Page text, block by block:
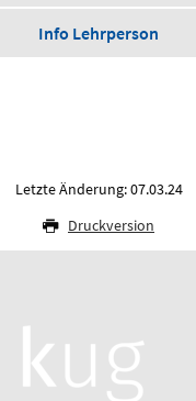
Info Lehrperson
Letzte Änderung: 07.03.24
Druckversion